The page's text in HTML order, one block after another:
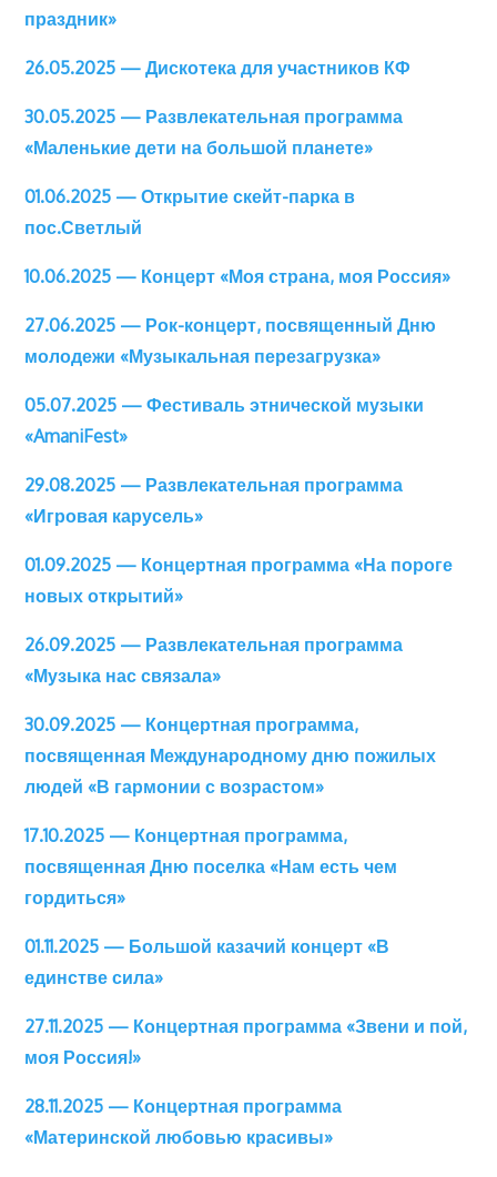
праздник»
26.05.2025 — Дискотека для участников КФ
30.05.2025 — Развлекательная программа
«Маленькие дети на большой планете»
01.06.2025 — Открытие скейт-парка в
пос.Светлый
10.06.2025 — Концерт «Моя страна, моя Россия»
27.06.2025 — Рок-концерт, посвященный Дню
молодежи «Музыкальная перезагрузка»
05.07.2025 — Фестиваль этнической музыки
«AmaniFest»
29.08.2025 — Развлекательная программа
«Игровая карусель»
01.09.2025 — Концертная программа «На пороге
новых открытий»
26.09.2025 — Развлекательная программа
«Музыка нас связала»
30.09.2025 — Концертная программа,
посвященная Международному дню пожилых
людей «В гармонии с возрастом»
17.10.2025 — Концертная программа,
посвященная Дню поселка «Нам есть чем
гордиться»
01.11.2025 — Большой казачий концерт «В
единстве сила»
27.11.2025 — Концертная программа «Звени и пой,
моя Россия!»
28.11.2025 — Концертная программа
«Материнской любовью красивы»